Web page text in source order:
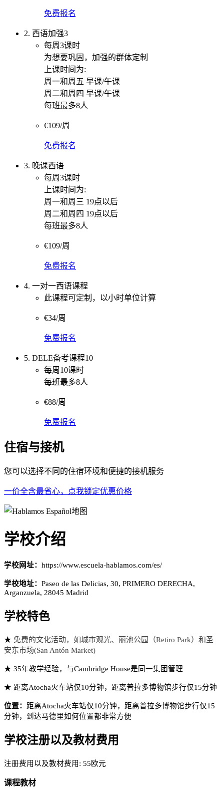
免费报名
2. 西语加强3
每周3课时
为想要巩固，加强的群体定制
上课时间为:
周一和周五 早课/午课
周二和周四 早课/午课
每班最多8人
€109/周
免费报名
3. 晚课西语
每周3课时
上课时间为:
周一和周三 19点以后
周二和周四 19点以后
每班最多8人
€109/周
免费报名
4. 一对一西语课程
此课程可定制，以小时单位计算
€34/周
免费报名
5. DELE备考课程10
每周10课时
每班最多8人
€88/周
免费报名
住宿与接机
您可以选择不同的住宿环境和便捷的接机服务
一价全含最省心，点我锁定优惠价格
学校介绍
学校网址： https://www.escuela-hablamos.com/es/
学校地址： Paseo de las Delicias, 30, PRIMERO DERECHA,
Arganzuela, 28045 Madrid
学校特色
★ 免费的文化活动，如城市观光、丽池公园（Retiro Park）和圣
安东市场(San Antón Market)
★ 35年教学经验，与Cambridge House是同一集团管理
★ 距离Atocha火车站仅10分钟，距离普拉多博物馆步行仅15分钟
位置： 距离Atocha火车站仅10分钟，距离普拉多博物馆步行仅15
分钟，到达马德里如何位置都非常方便
学校注册以及教材费用
注册费用以及教材费用: 55欧元
课程教材